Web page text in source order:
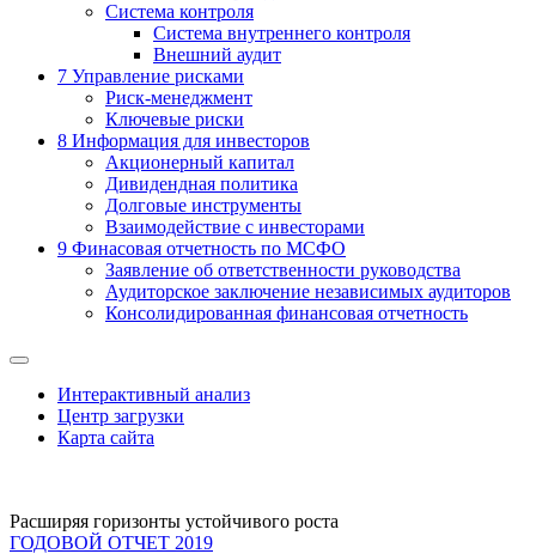
Система контроля
Система внутреннего контроля
Внешний аудит
7 Управление рисками
Риск-менеджмент
Ключевые риски
8 Информация для инвесторов
Акционерный капитал
Дивидендная политика
Долговые инструменты
Взаимодействие с инвеcторами
9 Финасовая отчетность по МСФО
Заявление об ответственности руководства
Аудиторское заключение независимых аудиторов
Консолидированная финансовая отчетность
Интерактивный анализ
Центр загрузки
Карта сайта
Расширяя горизонты устойчивого роста
ГОДОВОЙ ОТЧЕТ 2019